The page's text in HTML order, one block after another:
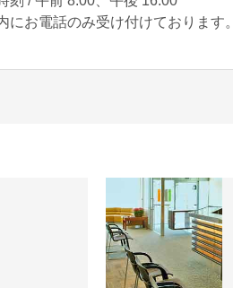
にお電話のみ受け付けております。